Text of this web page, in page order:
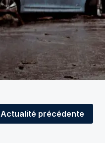
Actualité précédente